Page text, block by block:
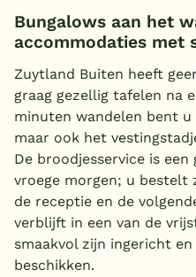
Bungalows aan het
accommodaties met
Zuytland Buiten heeft
graag gezellig tafelen na
minuten wandelen bent
maar ook het
De broodjesservice is
vroege morgen; u bestelt
de receptie en de
verblijft in een van de
smaakvol zijn ingericht
beschikken.